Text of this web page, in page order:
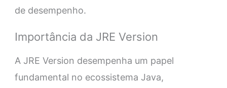
de desempenho.
Importância da JRE Version
A JRE Version desempenha um papel
fundamental no ecossistema Java,